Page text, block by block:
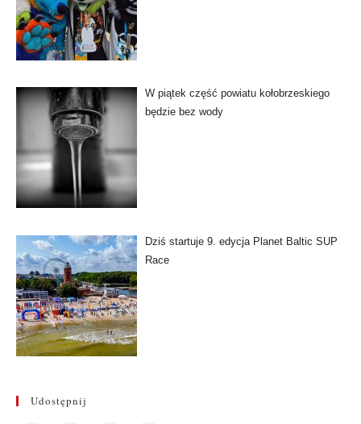
W piątek część powiatu kołobrzeskiego
będzie bez wody
Dziś startuje 9. edycja Planet Baltic SUP
Race
Udostępnij